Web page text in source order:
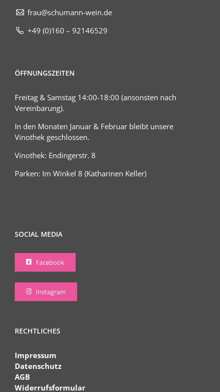
frau@schumann-wein.de
+49 (0)160 – 92146529
ÖFFNUNGSZEITEN
Freitag & Samstag 14:00-18:00 (ansonsten nach
Vereinbarung).
In den Monaten Januar & Februar bleibt unsere
Vinothek geschlossen.
Vinothek: Endingerstr. 8
Parken: Im Winkel 8 (Katharinen Keller)
SOCIAL MEDIA
Facebook
Instagram
RECHTLICHES
Impressum
Datenschutz
AGB
Widerrufsformular